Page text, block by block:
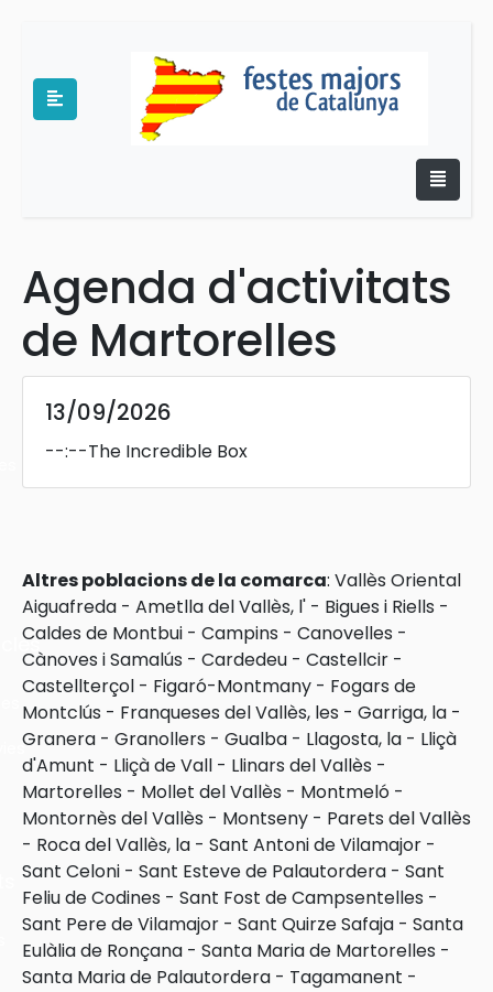
Agenda d'activitats
de Martorelles
13/09/2026
--:--The Incredible Box
Altres poblacions de la comarca: Vallès Oriental
Aiguafreda - Ametlla del Vallès, l' - Bigues i Riells -
Caldes de Montbui - Campins - Canovelles -
Cànoves i Samalús - Cardedeu - Castellcir -
Castellterçol - Figaró-Montmany - Fogars de
Montclús - Franqueses del Vallès, les - Garriga, la -
Granera - Granollers - Gualba - Llagosta, la - Lliçà
d'Amunt - Lliçà de Vall - Llinars del Vallès -
Martorelles - Mollet del Vallès - Montmeló -
Montornès del Vallès - Montseny - Parets del Vallès
- Roca del Vallès, la - Sant Antoni de Vilamajor -
Sant Celoni - Sant Esteve de Palautordera - Sant
Feliu de Codines - Sant Fost de Campsentelles -
Sant Pere de Vilamajor - Sant Quirze Safaja - Santa
Eulàlia de Ronçana - Santa Maria de Martorelles -
Santa Maria de Palautordera - Tagamanent -